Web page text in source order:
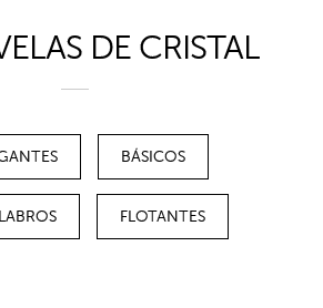
DE CRISTAL
BÁSICOS
FLOTANTES